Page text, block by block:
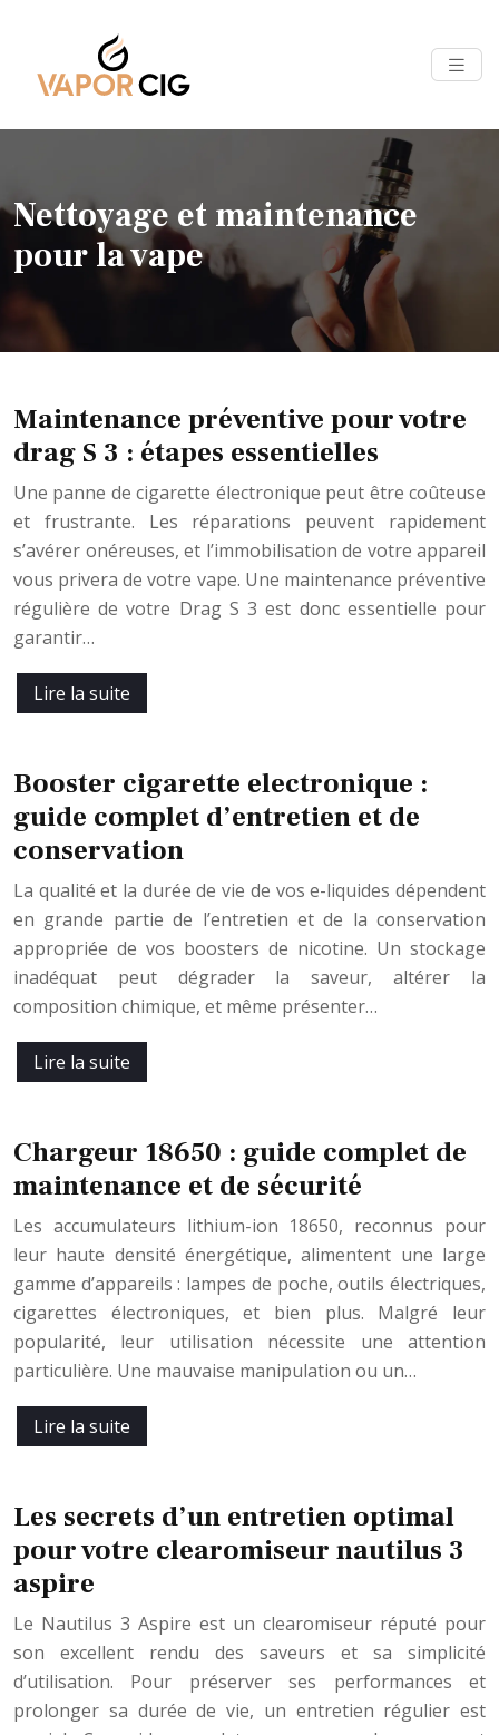
Nettoyage et maintenance
pour la vape
Maintenance préventive pour votre
drag S 3 : étapes essentielles
Une panne de cigarette électronique peut être coûteuse
et frustrante. Les réparations peuvent rapidement
s’avérer onéreuses, et l’immobilisation de votre appareil
vous privera de votre vape. Une maintenance préventive
régulière de votre Drag S 3 est donc essentielle pour
garantir…
Lire la suite
Booster cigarette electronique :
guide complet d’entretien et de
conservation
La qualité et la durée de vie de vos e-liquides dépendent
en grande partie de l’entretien et de la conservation
appropriée de vos boosters de nicotine. Un stockage
inadéquat peut dégrader la saveur, altérer la
composition chimique, et même présenter…
Lire la suite
Chargeur 18650 : guide complet de
maintenance et de sécurité
Les accumulateurs lithium-ion 18650, reconnus pour
leur haute densité énergétique, alimentent une large
gamme d’appareils : lampes de poche, outils électriques,
cigarettes électroniques, et bien plus. Malgré leur
popularité, leur utilisation nécessite une attention
particulière. Une mauvaise manipulation ou un…
Lire la suite
Les secrets d’un entretien optimal
pour votre clearomiseur nautilus 3
aspire
Le Nautilus 3 Aspire est un clearomiseur réputé pour
son excellent rendu des saveurs et sa simplicité
d’utilisation. Pour préserver ses performances et
prolonger sa durée de vie, un entretien régulier est